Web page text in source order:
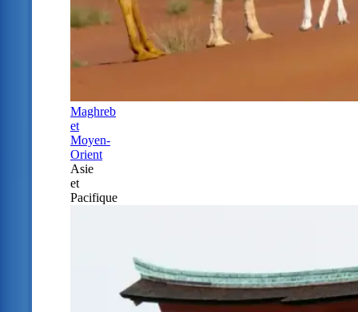
Maghreb
et
Moyen-
Orient
Asie
et
Pacifique